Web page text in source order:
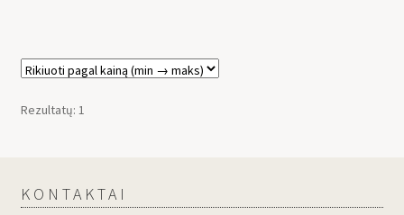
Rezultatų: 1
KONTAKTAI